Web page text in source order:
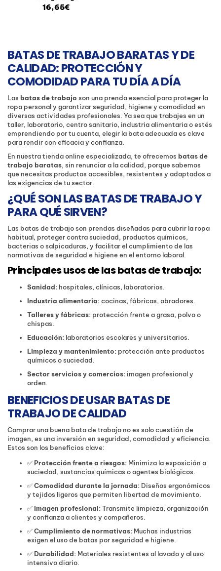
16,65€
BATAS DE TRABAJO BARATAS Y DE
CALIDAD: PROTECCIÓN Y
COMODIDAD PARA TU DÍA A DÍA
Las batas de trabajo son una prenda esencial para proteger la
ropa personal y garantizar seguridad, higiene y comodidad en
diversas actividades profesionales. Ya sea que trabajes en un
taller, laboratorio, centro sanitario, industria alimentaria o estés
emprendiendo por tu cuenta, elegir la bata adecuada es clave
para rendir con eficacia y confianza.
En nuestra tienda online especializada, te ofrecemos batas de
trabajo baratas, sin renunciar a la calidad, porque sabemos
que necesitas productos accesibles, resistentes y adaptados a
las exigencias de tu sector.
¿QUÉ SON LAS BATAS DE TRABAJO Y
PARA QUÉ SIRVEN?
Las batas de trabajo son prendas diseñadas para cubrir la ropa
habitual, proteger contra suciedad, productos químicos,
bacterias o salpicaduras, y facilitar el cumplimiento de las
normativas de seguridad e higiene en el entorno laboral.
Principales usos de las batas de trabajo:
Sanidad: hospitales, clínicas, laboratorios.
Industria alimentaria:cocinas, fábricas, obradores.
Talleres y fábricas: protección frente a grasa, polvo o
chispas.
Educación: laboratorios escolares y universitarios.
Limpieza y mantenimiento: protección ante productos
químicos o suciedad.
Sector servicios y comercios: imagen profesional y
orden.
BENEFICIOS DE USAR BATAS DE
TRABAJO DE CALIDAD
Comprar una buena bata de trabajo no es solo cuestión de
imagen, es una inversión en seguridad, comodidad y eficiencia.
Estos son los beneficios clave:
✅ Protección frente a riesgos: Minimiza la exposición a
suciedad, sustancias químicas o agentes biológicos.
✅Comodidad durante la jornada: Diseños ergonómicos
y tejidos ligeros que permiten libertad de movimiento.
✅ Imagen profesional:Transmite limpieza, organización
y confianza a clientes y compañeros.
✅Cumplimiento de normativas: Muchas industrias
exigen el uso de batas por seguridad e higiene.
✅ Durabilidad: Materiales resistentes al lavado y al uso
intensivo diario.